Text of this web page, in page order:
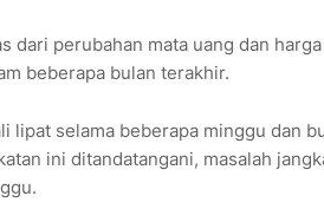
dari perubahan mata uang dan
beberapa bulan terakhir.
lipat selama beberapa minggu dan
ini ditandatangani, masalah